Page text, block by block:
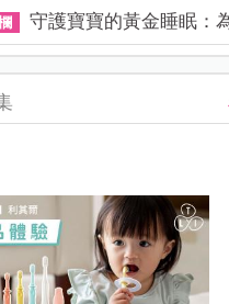
守護寶寶的黃金睡眠：